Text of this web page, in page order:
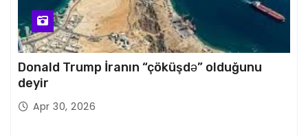
Donald Trump İranın “çöküşdə” olduğunu
deyir
Apr 30, 2026